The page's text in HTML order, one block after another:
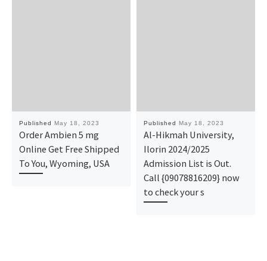
Published May 18, 2023
Order Ambien 5 mg
Online Get Free Shipped
To You, Wyoming, USA
Published May 18, 2023
Al-Hikmah University,
Ilorin 2024/2025
Admission List is Out.
Call {09078816209} now
to check your s